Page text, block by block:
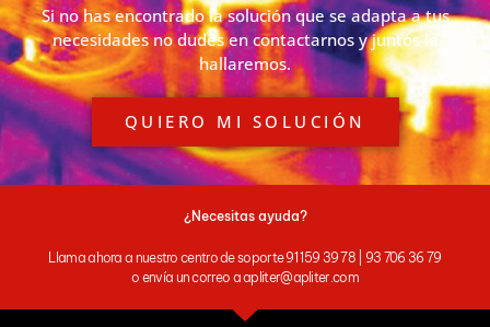
Si no has encontrado la solución que se adapta a tus
necesidades no dudes en contactarnos y juntos la
hallaremos.
QUIERO MI SOLUCIÓN
¿Necesitas ayuda?
Llama ahora a nuestro centro de soporte 91 159 39 78 | 93 706 36 79
o envía un correo a apliter@apliter.com